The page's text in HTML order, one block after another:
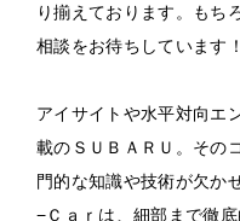
り揃えております。もち
相談をお待ちしています！
アイサイトや水平対向エ
載のＳＵＢＡＲＵ。その
門的な知識や技術が欠か
−Ｃａｒは、細部まで徹